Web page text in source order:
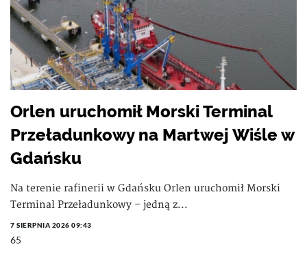
Orlen uruchomił Morski Terminal
Przeładunkowy na Martwej Wiśle w
Gdańsku
Na terenie rafinerii w Gdańsku Orlen uruchomił Morski
Terminal Przeładunkowy – jedną z...
7 SIERPNIA 2026 09:43
65